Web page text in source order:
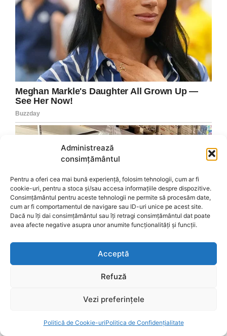
Administrează
consimțământul
Pentru a oferi cea mai bună experiență, folosim tehnologii, cum ar fi
cookie-uri, pentru a stoca și/sau accesa informațiile despre dispozitive.
Consimțământul pentru aceste tehnologii ne permite să procesăm date,
cum ar fi comportamentul de navigare sau ID-uri unice pe acest site.
Dacă nu îți dai consimțământul sau îți retragi consimțământul dat poate
avea afecte negative asupra unor anumite funcționalități și funcții.
Acceptă
Refuză
Vezi preferințele
Politică de Cookie-uriPolitica de Confidențialitate